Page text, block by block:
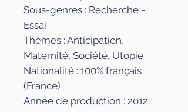
Sous-genres : Recherche -
Essai
Thèmes : Anticipation,
Maternité, Société, Utopie
Nationalité : 100% français
(France)
Année de production : 2012